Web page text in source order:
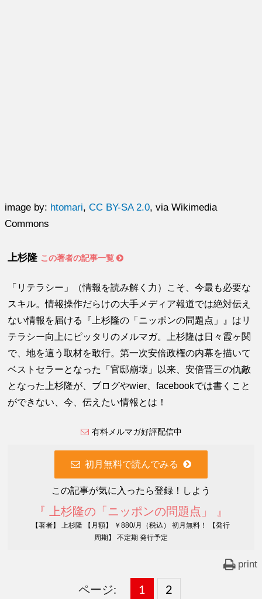
image by: htomari,CC BY-SA 2.0, via Wikimedia
Commons
上杉隆 この著者の記事一覧
「リテラシー」（情報を読み解く力）こそ、今最も必要な
スキル。情報操作だらけの大手メディア報道では絶対伝え
ない情報を届ける『上杉隆の「ニッポンの問題点」』はリ
テラシー向上にピッタリのメルマガ。上杉隆は日々霞ヶ関
で、地を這う取材を敢行。第一次安倍政権の内幕を描いて
ベストセラーとなった「官邸崩壊」以来、安倍晋三の仇敵
となった上杉隆が、ブログやwier、facebookでは書くこと
ができない、今、伝えたい情報とは！
有料メルマガ好評配信中
初月無料で読んでみる
この記事が気に入ったら登録！しよう
『 上杉隆の「ニッポンの問題点」 』
【著者】 上杉隆 【月額】 ￥880/月（税込） 初月無料！ 【発行
周期】 不定期 発行予定
print
ページ: 固
1 ,
固
2